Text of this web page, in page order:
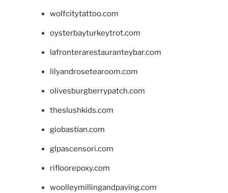
wolfcitytattoo.com
oysterbayturkeytrot.com
lafronterarestauranteybar.com
lilyandrosetearoom.com
olivesburgberrypatch.com
theslushkids.com
giobastian.com
glpascensori.com
rifloorepoxy.com
woolleymillingandpaving.com